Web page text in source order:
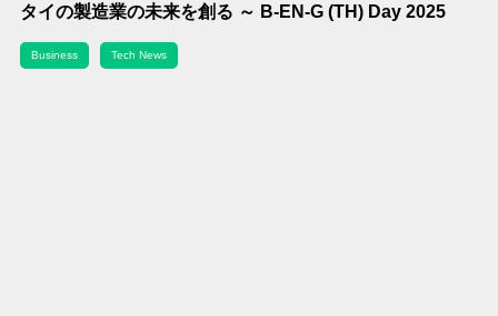
タイの製造業の未来を創る ～ B-EN-G (TH) Day 2025
Business Tech News